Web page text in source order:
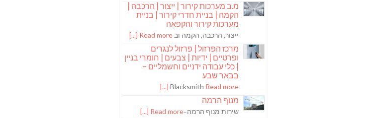
מ.ב מערכות קירור | ייצור | הרכבה |
הקמה | בניית חדרי קירור | בניית
מערכות קירור והקפאה
ייצור, הרכבה, הקמה וב Read more [...]
מרכז הפרזול | פרזול לנגרים
ופרטיים | ידיות | צבעים | חומרי בניין
| כלי עבודה ידניים וחשמליים –
בבאר שבע
Blacksmith Read more [...]
מנוף הרמה
שירות מנוף הרמה ̵Read more [...]